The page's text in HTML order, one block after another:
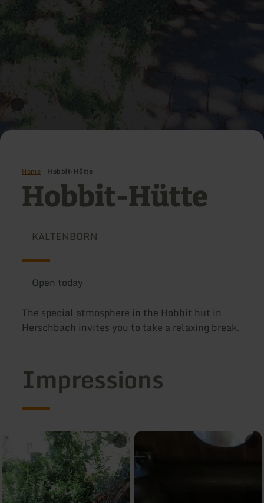
Home Hobbit-Hütte
Hobbit-Hütte
KALTENBORN
Open today
The special atmosphere in the Hobbit hut in
Herschbach invites you to take a relaxing break.
Impressions